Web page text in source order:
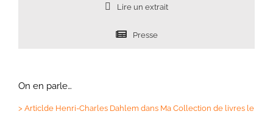
Lire un extrait
Presse
On en parle…
> Articlde Henri-Charles Dahlem dans Ma Collection de livres le